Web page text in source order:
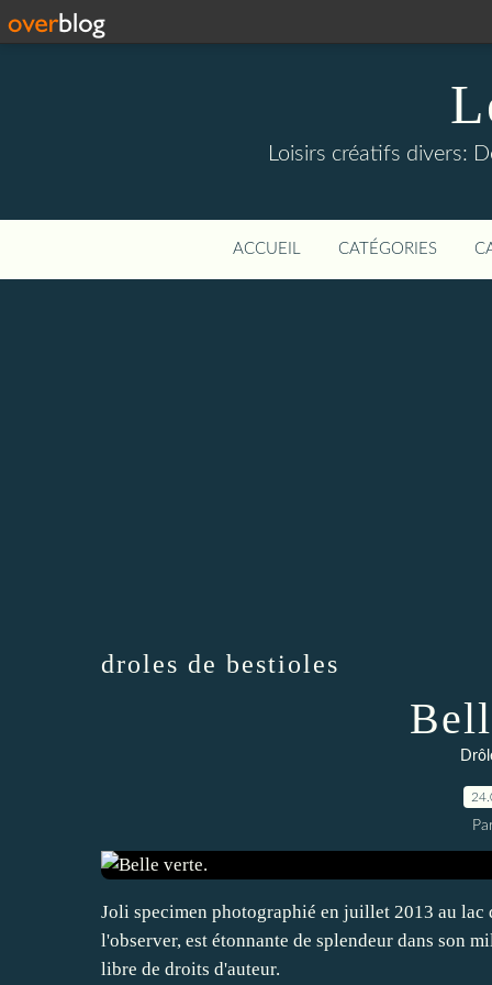
Loisirs créatifs divers:
ACCUEIL CATÉGORIES
droles de bestioles
Joli specimen photographié en juillet 2013 au lac
l'observer, est étonnante de splendeur dans son
libre de droits d'auteur.